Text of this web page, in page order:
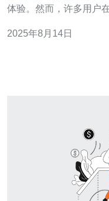
体验。然而，许多用户
原因及其解决方案，并为
2025年8月14日